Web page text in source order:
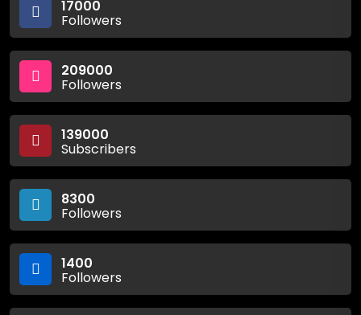
17000
Followers
209000
Followers
139000
Subscribers
8300
Followers
1400
Followers